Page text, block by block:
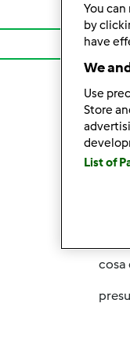
I
Mar,
ho
cosa
You
by
have
We
Use
Store
List of